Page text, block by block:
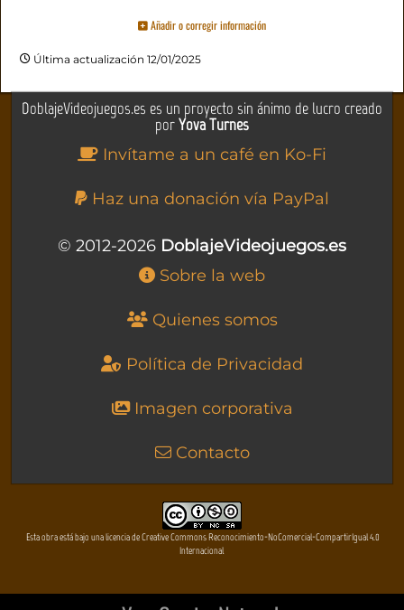
Añadir o corregir información
Última actualización 12/01/2025
DoblajeVideojuegos.es es un proyecto sin ánimo de lucro creado
porYova Turnes
Invítame a un café en Ko-Fi
Haz una donación vía PayPal
© 2012-2026 DoblajeVideojuegos.es
Sobre la web
Quienes somos
Política de Privacidad
Imagen corporativa
Contacto
Esta obra está bajo una licencia de Creative Commons Reconocimiento-NoComercial-CompartirIgual 4.0
Internacional